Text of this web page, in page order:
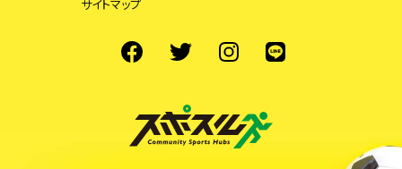
サイトマップ